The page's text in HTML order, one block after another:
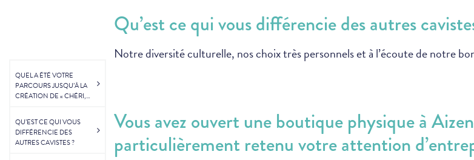
QUEL A ÉTÉ VOTRE
PARCOURS JUSQU’À LA
CRÉATION DE « CHÉRI,
QU’EST CE QUI VOUS
DIFFÉRENCIE DES
AUTRES CAVISTES ?
Qu’est ce qui vous différencie des autres
Notre diversité culturelle, nos choix très personnels et à l’écoute de notre
Vous avez ouvert une boutique physique à
particulièrement retenu votre attention